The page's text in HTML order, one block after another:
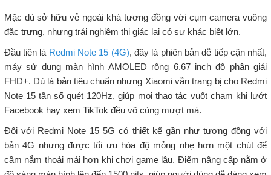
Mặc dù sở hữu vẻ ngoài khá tương đồng với cụm camera vuông
đặc trưng, nhưng trải nghiệm thị giác lại có sự khác biệt lớn.
Đầu tiên là Redmi Note 15 (4G), đây là phiên bản dễ tiếp cận nhất,
máy sử dụng màn hình AMOLED rộng 6.67 inch độ phân giải
FHD+. Dù là bản tiêu chuẩn nhưng Xiaomi vẫn trang bị cho Redmi
Note 15 tần số quét 120Hz, giúp mọi thao tác vuốt chạm khi lướt
Facebook hay xem TikTok đều vô cùng mượt mà.
Đối với Redmi Note 15 5G có thiết kế gần như tương đồng với
bản 4G nhưng được tối ưu hóa độ mỏng nhẹ hơn một chút để
cầm nắm thoải mái hơn khi chơi game lâu. Điểm nâng cấp nằm ở